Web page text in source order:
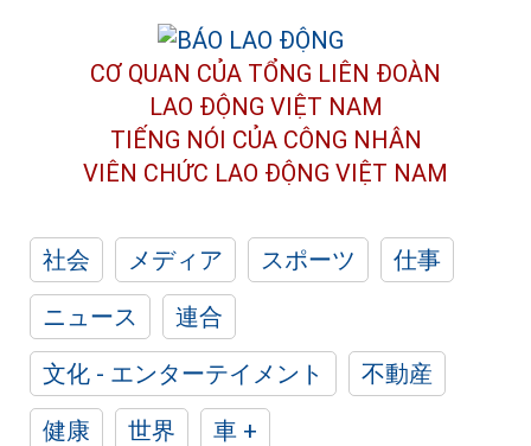
CƠ QUAN CỦA TỔNG LIÊN ĐOÀN
LAO ĐỘNG VIỆT NAM
TIẾNG NÓI CỦA CÔNG NHÂN
VIÊN CHỨC LAO ĐỘNG VIỆT NAM
社会 メディア スポーツ
仕事
ニュース
連合
文化 - エンターテイメント
不動産
健康
世界
車 +